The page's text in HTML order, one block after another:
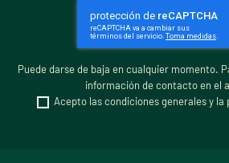
Puede darse de baja en cualquier momento.
información de contacto en el
Acepto las condiciones generales y la